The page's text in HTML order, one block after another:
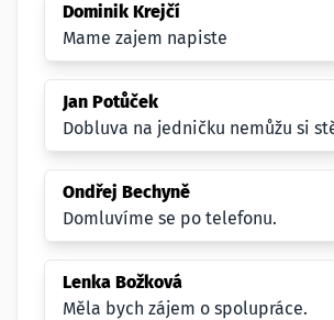
Dominik Krejčí
Mame zajem napiste
Jan Potůček
Dobluva na jedničku nemůžu si
Ondřej Bechyně
Domluvíme se po telefonu.
Lenka Božková
Měla bych zájem o spolupráce.